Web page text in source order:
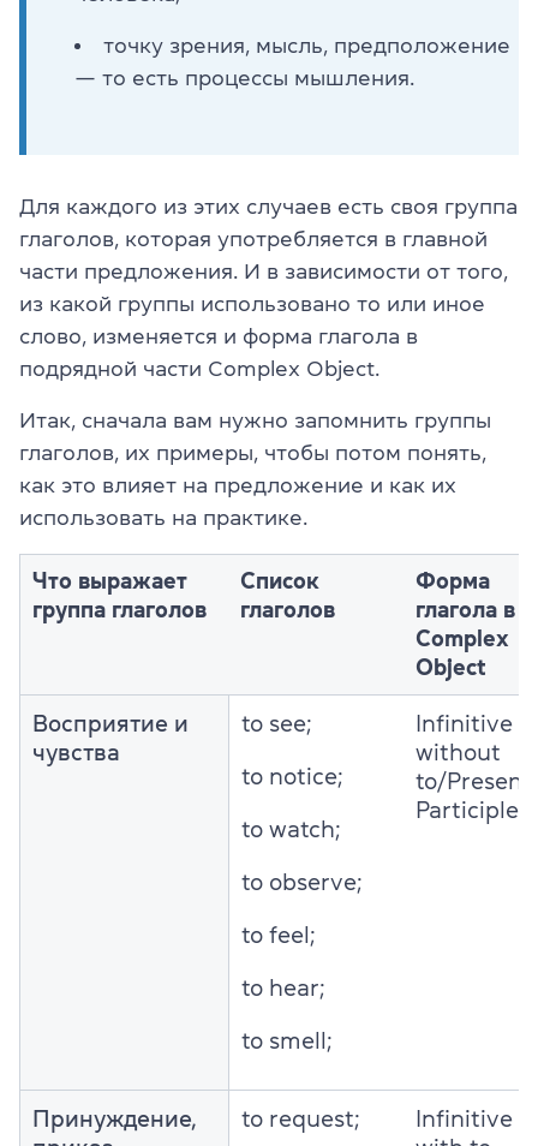
точку зрения, мысль, предположение
— то есть процессы мышления.
Для каждого из этих случаев есть своя группа
глаголов, которая употребляется в главной
части предложения. И в зависимости от того,
из какой группы использовано то или иное
слово, изменяется и форма глагола в
подрядной части Complex Object.
Итак, сначала вам нужно запомнить группы
глаголов, их примеры, чтобы потом понять,
как это влияет на предложение и как их
использовать на практике.
Что выражает
группа глаголов
Cписок
глаголов
Форма
глагола в
Complex
Object
Восприятие и
чувства
to see;
to notice;
to watch;
to observe;
to feel;
to hear;
to smell;
Infinitive
without
to/Present
Participle
Принуждение,
to request;
Infinitive